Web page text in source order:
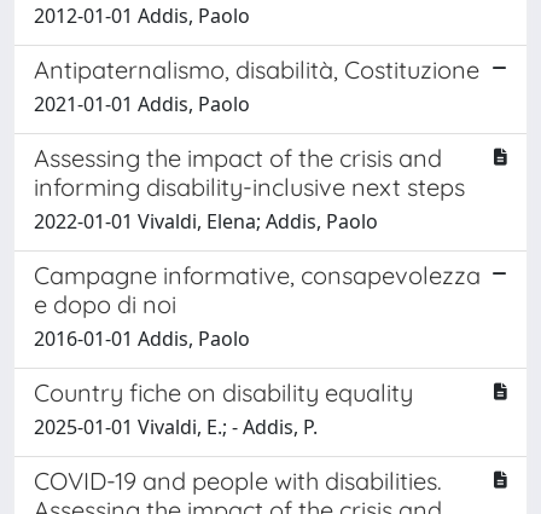
2012-01-01 Addis, Paolo
Antipaternalismo, disabilità, Costituzione
2021-01-01 Addis, Paolo
Assessing the impact of the crisis and
informing disability-inclusive next steps
2022-01-01 Vivaldi, Elena; Addis, Paolo
Campagne informative, consapevolezza
e dopo di noi
2016-01-01 Addis, Paolo
Country fiche on disability equality
2025-01-01 Vivaldi, E.; - Addis, P.
COVID-19 and people with disabilities.